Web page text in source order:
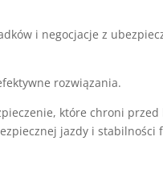
i negocjacje z
rozwiązania.
które chroni
jazdy i stabilności